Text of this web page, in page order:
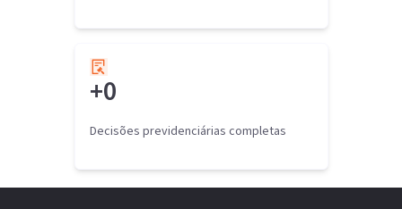
+0
Decisões previdenciárias completas